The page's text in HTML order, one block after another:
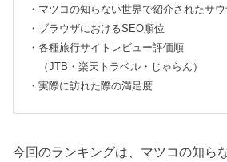
・マツコの知らない世界で紹介されたサ
・ブラウザにおけるSEO順位
・各種旅行サイトレビュー評価順
（JTB・楽天トラベル・じゃらん）
・実際に訪れた際の満足度
今回のランキングは、マツコの知ら